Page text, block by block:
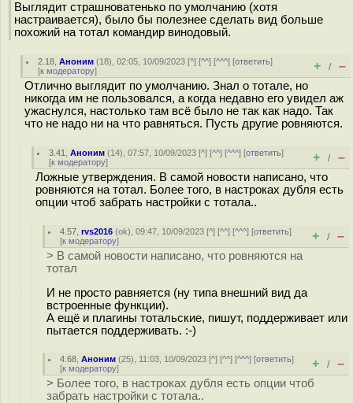
Выглядит страшноватенько по умолчанию (хотя
настраивается), было бы полезнее сделать вид больше
похожий на тотал командир винодовый.
2.18 ,Аноним (18), 02:05, 10/09/2023 [^] [^^] [^^^] [ответить]
[к модератору] + / –
Отлично выглядит по умолчанию. Знал о тотале, но
никогда им не пользовался, а когда недавно его увидел аж
ужаснулся, настолько там всё было не так как надо. Так
что не надо ни на что равняться. Пусть другие ровняются.
3.41 ,Аноним (14), 07:57, 10/09/2023 [^] [^^] [^^^] [ответить]
[к модератору] + / –
Ложные утверждения. В самой новости написано, что
ровняются на тотал. Более того, в настроках дубля есть
опции чтоб забрать настройки с тотала..
4.57 ,rvs2016 (ok), 09:47, 10/09/2023 [^] [^^] [^^^] [ответить]
[к модератору] + / –
> В самой новости написано, что ровняются на
тотал
И не просто равняется (ну типа внешний вид да
встроенные функции).
А ещё и плагины тотальские, пишут, поддерживает или
пытается поддерживать. :-)
4.68 ,Аноним (25), 11:03, 10/09/2023 [^] [^^] [^^^] [ответить]
[к модератору] + / –
> Более того, в настроках дубля есть опции чтоб
забрать настройки с тотала..